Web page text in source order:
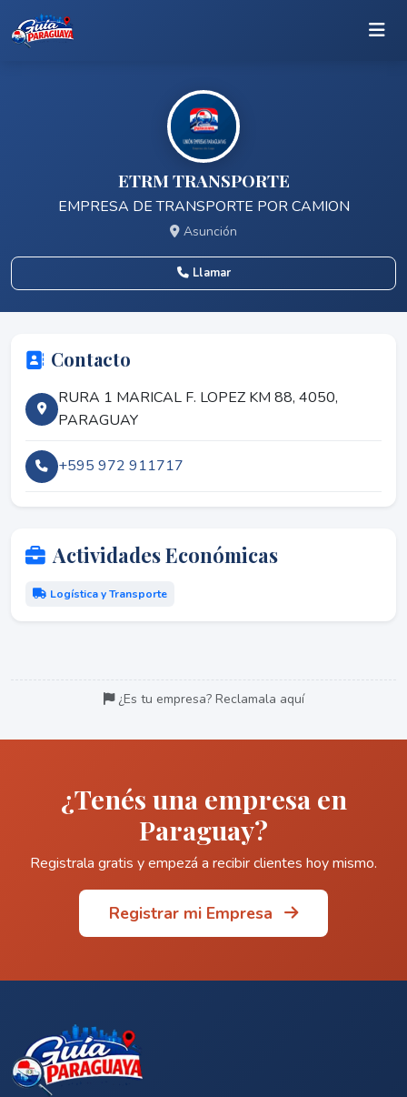
ETRM TRANSPORTE
EMPRESA DE TRANSPORTE POR CAMION
Asunción
Llamar
Contacto
RURA 1 MARICAL F. LOPEZ KM 88, 4050,
PARAGUAY
+595 972 911717
Actividades Económicas
Logística y Transporte
¿Es tu empresa? Reclamala aquí
¿Tenés una empresa en
Paraguay?
Registrala gratis y empezá a recibir clientes hoy mismo.
Registrar mi Empresa